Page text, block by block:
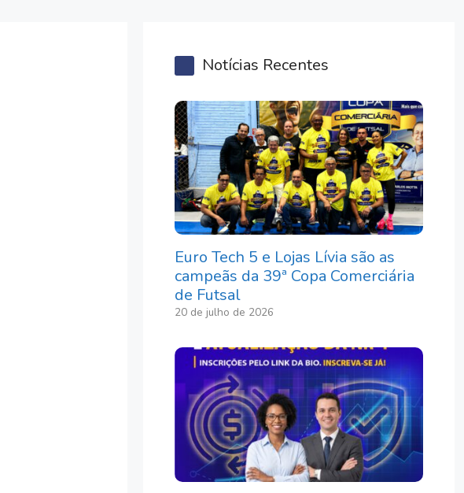
Notícias Recentes
Euro Tech 5 e Lojas Lívia são as
campeãs da 39ª Copa Comerciária
de Futsal
20 de julho de 2026